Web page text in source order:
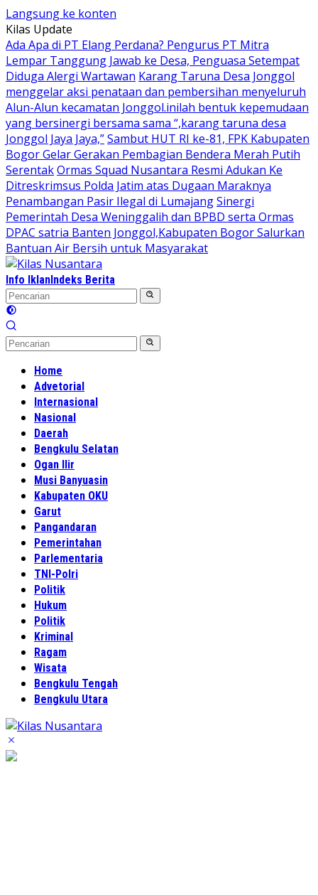
Langsung ke konten
Kilas Update
Ada Apa di PT Elang Perdana? Pengurus PT Mitra
Lempar Tanggung Jawab ke Desa, Penguasa Setempat
Diduga Alergi Wartawan Karang Taruna Desa Jonggol
menggelar aksi penataan dan pembersihan menyeluruh
Alun-Alun kecamatan Jonggol.inilah bentuk kepemudaan
yang bersinergi bersama sama “,karang taruna desa
Jonggol Jaya Jaya,”Sambut HUT RI ke-81, FPK Kabupaten
Bogor Gelar Gerakan Pembagian Bendera Merah Putih
SerentakOrmas Squad Nusantara Resmi Adukan Ke
Ditreskrimsus Polda Jatim atas Dugaan Maraknya
Penambangan Pasir Ilegal di LumajangSinergi
Pemerintah Desa Weninggalih dan BPBD serta Ormas
DPAC satria Banten Jonggol,Kabupaten Bogor Salurkan
Bantuan Air Bersih untuk Masyarakat
Info IklanIndeks Berita
Home
Advetorial
Internasional
Nasional
Daerah
Bengkulu Selatan
Ogan Ilir
Musi Banyuasin
Kabupaten OKU
Garut
Pangandaran
Pemerintahan
Parlementaria
TNI-Polri
Politik
Hukum
Politik
Kriminal
Ragam
Wisata
Bengkulu Tengah
Bengkulu Utara